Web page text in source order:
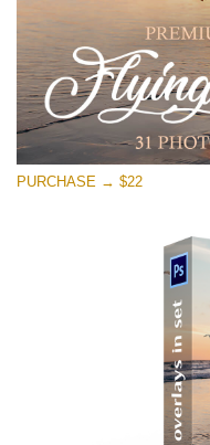
PURCHASE → $22